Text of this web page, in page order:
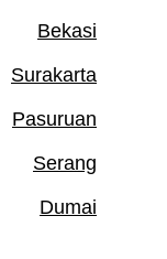
Bekasi
Surakarta
Pasuruan
Serang
Dumai